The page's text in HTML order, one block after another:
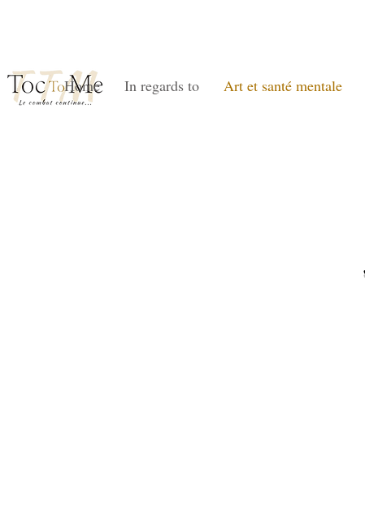
Home In regards to Art et santé mentale